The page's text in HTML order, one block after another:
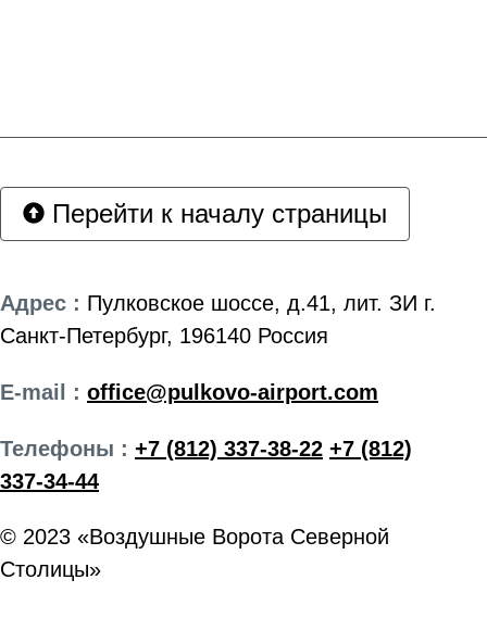
Перейти к началу страницы
Адрес : Пулковское шоссе, д.41, лит. ЗИ г.
Санкт-Петербург, 196140 Россия
E-mail : office@pulkovo-airport.com
Телефоны : +7 (812) 337-38-22 +7 (812)
337-34-44
© 2023 «Воздушные Ворота Северной
Столицы»